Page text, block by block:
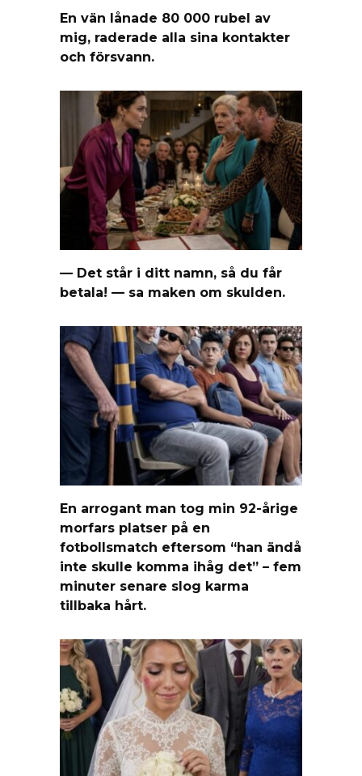
En vän lånade 80 000 rubel av
mig, raderade alla sina kontakter
och försvann.
— Det står i ditt namn, så du får
betala! — sa maken om skulden.
En arrogant man tog min 92-årige
morfars platser på en
fotbollsmatch eftersom “han ändå
inte skulle komma ihåg det” – fem
minuter senare slog karma
tillbaka hårt.